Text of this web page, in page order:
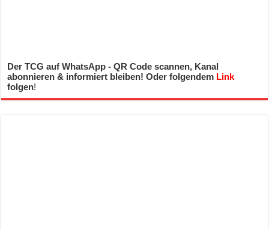
Der TCG auf WhatsApp - QR Code scannen, Kanal
abonnieren & informiert bleiben! Oder folgendem Link
folgen!